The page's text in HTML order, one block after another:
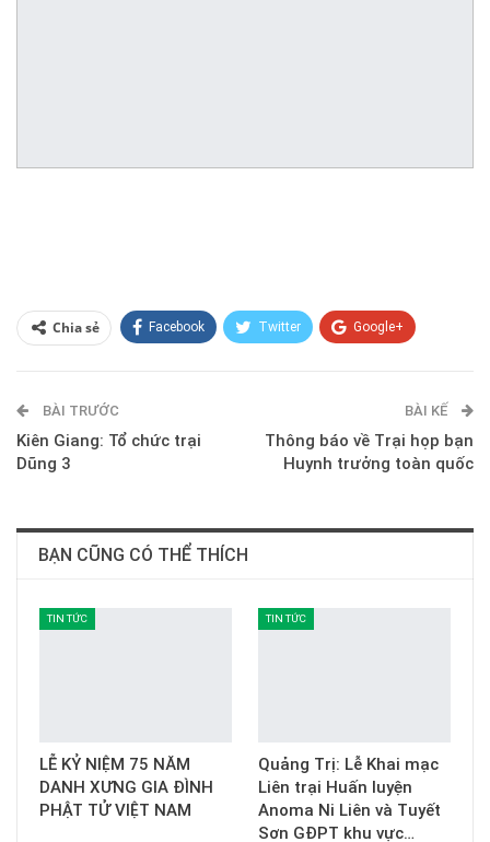
Chia sẻ Facebook Twitter Google+
E-mail
BÀI TRƯỚC
Kiên Giang: Tổ chức trại
Dũng 3
BÀI KẾ
Thông báo về Trại họp bạn
Huynh trưởng toàn quốc
BẠN CŨNG CÓ THỂ THÍCH
TIN TỨC
LỄ KỶ NIỆM 75 NĂM
DANH XƯNG GIA ĐÌNH
PHẬT TỬ VIỆT NAM
TIN TỨC
Quảng Trị: Lễ Khai mạc
Liên trại Huấn luyện
Anoma Ni Liên và Tuyết
Sơn GĐPT khu vực…